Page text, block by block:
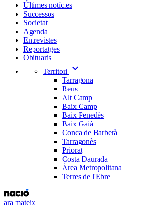
Últimes notícies
Successos
Societat
Agenda
Entrevistes
Reportatges
Obituaris
Territori
expand_more
Tarragona
Reus
Alt Camp
Baix Camp
Baix Penedès
Baix Gaià
Conca de Barberà
Tarragonès
Priorat
Costa Daurada
Àrea Metropolitana
Terres de l'Ebre
ara mateix